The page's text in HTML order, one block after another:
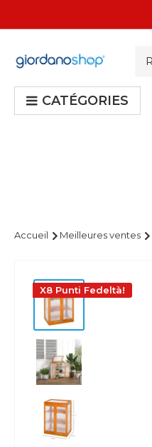
au
Giordano
CATÉGORIES
Accueil Meilleures ventes
X8 Punti Fedeltà!